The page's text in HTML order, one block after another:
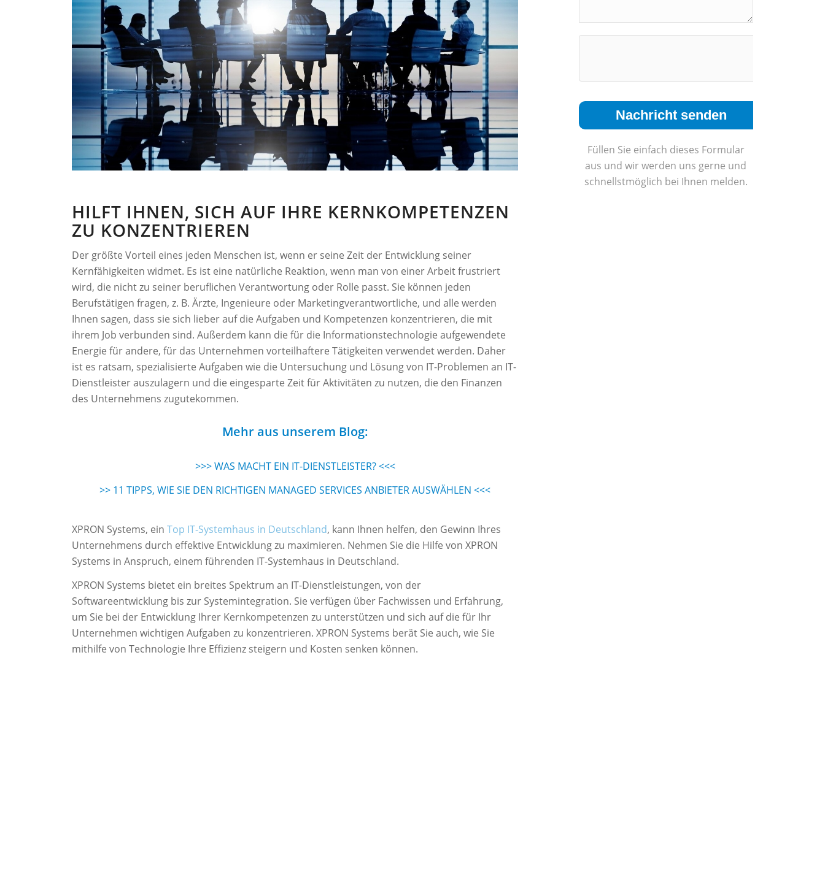
HILFT IHNEN, SICH AUF IHRE KERNKOMPETENZEN
ZU KONZENTRIEREN
Der größte Vorteil eines jeden Menschen ist, wenn er seine Zeit der Entwicklung seiner
Kernfähigkeiten widmet. Es ist eine natürliche Reaktion, wenn man von einer Arbeit frustriert
wird, die nicht zu seiner beruflichen Verantwortung oder Rolle passt. Sie können jeden
Berufstätigen fragen, z. B. Ärzte, Ingenieure oder Marketingverantwortliche, und alle werden
Ihnen sagen, dass sie sich lieber auf die Aufgaben und Kompetenzen konzentrieren, die mit
ihrem Job verbunden sind. Außerdem kann die für die Informationstechnologie aufgewendete
Energie für andere, für das Unternehmen vorteilhaftere Tätigkeiten verwendet werden. Daher
ist es ratsam, spezialisierte Aufgaben wie die Untersuchung und Lösung von IT-Problemen an IT-
Dienstleister auszulagern und die eingesparte Zeit für Aktivitäten zu nutzen, die den Finanzen
des Unternehmens zugutekommen.
Mehr aus unserem Blog:
>>> WAS MACHT EIN IT-DIENSTLEISTER? <<<
>> 11 TIPPS, WIE SIE DEN RICHTIGEN MANAGED SERVICES ANBIETER AUSWÄHLEN <<<
XPRON Systems, einTop IT-Systemhaus in Deutschland, kann Ihnen helfen, den Gewinn Ihres
Unternehmens durch effektive Entwicklung zu maximieren. Nehmen Sie die Hilfe von XPRON
Systems in Anspruch, einem führenden IT-Systemhaus in Deutschland.
XPRON Systems bietet ein breites Spektrum an IT-Dienstleistungen, von der
Softwareentwicklung bis zur Systemintegration. Sie verfügen über Fachwissen und Erfahrung,
um Sie bei der Entwicklung Ihrer Kernkompetenzen zu unterstützen und sich auf die für Ihr
Unternehmen wichtigen Aufgaben zu konzentrieren. XPRON Systems berät Sie auch, wie Sie
mithilfe von Technologie Ihre Effizienz steigern und Kosten senken können.
Füllen Sie einfach dieses Formular
aus und wir werden uns gerne und
schnellstmöglich bei Ihnen melden.